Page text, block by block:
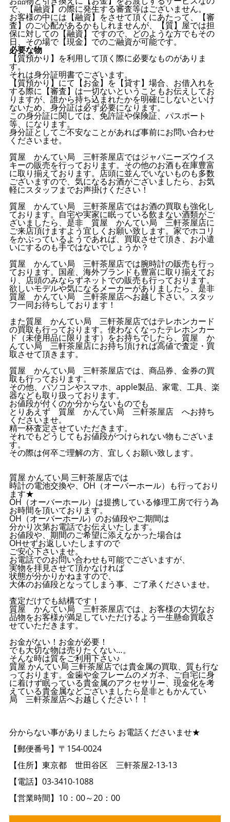
で、【融資】の際に発生する審査等はございません。
お客様の中には【融資】をさせて頂くにあたって、【審
査】のご心配があるかもしれませんが、【質】屋では担
保に対しての【融資】ですので、どのような方でもその
日、その場で【現金】でのご融資が可能です。
必要な物
【質預かり】を利用して頂く際に必要なものがありま
す。
それは身分証明書でございます。
【質預かり】にて【お金】を【貸す】場合、お借入れを
する際に【審査】は一切ないということもお伝えしてお
りますが、誰から持ち込まれたかを明確にしないといけ
ないため、身分証は必ず必要になります。
この身分証に関しては、免許証や保険証、パスポート
等、になります。
身分証としてご不安なことがあれば事前にお問い合わせ
くださいませ。
質屋 かんてい局 三軒茶屋店ではジャパニーズウイス
キーの販売を行っております。その他のお酒も在庫豊富
に取り揃えております。店頭に並んでいないものも多数
ございますので、気になるお酒がございましたら、お気
軽にスタッフまでお声掛けください！
質屋 かんてい局 三軒茶屋店ではお酒の買取も強化し
ております。自宅や実家に眠っている飲まない酒類がご
ざいましたら、是非 質屋 かんてい局 三軒茶屋店に
ご来店頂けますよう宜しくお願い致します。家でホコリ
をかぶっているようであれば、買取させて頂き、お小遣
いにするのも手ではないでしょうか？
質屋 かんてい局 三軒茶屋店では腕時計の販売も行っ
ております。国産、海外ブランドも豊富に取り揃えてお
り、店頭のみならずネットでの販売も行っております。
欲しいモデルや気になるメーカーがありましたら、是非
質屋 かんてい局 三軒茶屋店へお越し下さい。スタッ
フ一同お待ちしております！
また質屋 かんてい局 三軒茶屋店ではテレホンカード
の買取も行っております。使わなくなったテレホンカー
ド（未使用品に限ります）をお持ちでしたら、質屋 か
んてい局 三軒茶屋店にお持ち頂ければ高値で査定・買
取させて頂きます。
質屋 かんてい局 三軒茶屋店では、商品券、金券の買
取も行っております。
その他、パソコンやスマホ、apple製品、家電、工具、楽
器なども取り扱っております。
お値段が付くのか分からないものでも
とりあえず 質屋 かんてい局 三軒茶屋店 へお持ち
くださいませ。
精一杯査定させていただきます。
それでもどうしてもお値段がつけられない物もございま
す。
その際は何卒ご理解の方、宜しくお願い致します。
質屋 かんてい局 三軒茶屋店では
時計の電池交換や、OH（オーバーホール）も行っており
ます★
OH（オーバーホール）は提携している修理工房で行う為
お時間を頂いております。
OH（オーバーホール）のお値段やご期間は
分かり次第お電話でお伝えいたします。
お値段や、期間のご希望に添えなかった場合は
OHせずお返しいたしますので
ご安心下さいませ。
お電話でのお問い合わせも可能でございますが、
実物を拝見させて頂かなければ
状態が分かりかねますので、
大体のお値段となってしまう事、ご了承くださいませ。
査定だけでも結構です！
質屋 かんてい局 三軒茶屋店では、お客様の大切なお
品物をお客様が満足していただけるよう一生懸命買取さ
せていただきます。
お金がない！お金が必要！
でも大切な物は売りたくない…。
そんな時は質をご利用下さい♪
質屋 かんてい局 三軒茶屋店では貴金属の買取、質も行な
っております。金歯や金フレームのメガネ、ご自宅に身
に着けず眠っている貴金属のアクセサリー、現金化を考
えている貴金属などございましたら是非ともかんてい
局 三軒茶屋店へお越しください！！
分からない事がありましたら お電話くださいませ★
【郵便番号】〒154-0024
【住所】東京都 世田谷区 三軒茶屋2-13-13
【電話】03-3410-1088
【営業時間】10：00～20：00